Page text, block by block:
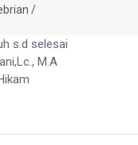
/
s.d selesai
M.A